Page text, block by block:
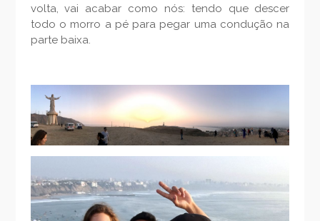
volta, vai acabar como nós: tendo que descer
todo o morro a pé para pegar uma condução na
parte baixa.